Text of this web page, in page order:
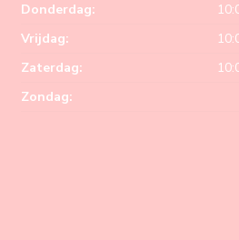
Donderdag:
Vrijdag:
Zaterdag:
Zondag: